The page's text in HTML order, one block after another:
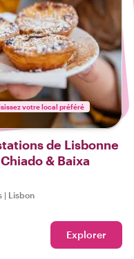
votre local préféré
de Lisbonne
& Baixa
| Lisbon
Explorer